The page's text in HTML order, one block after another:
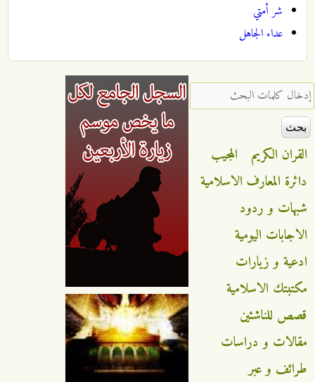
شر أمتي
عداء الجاهل
‏إدخال كلمات البحث ‏
القران الكريم
المجيب
دائرة المعارف الاسلامية
شبهات و ردود
الاجابات اليومية
ادعية و زيارات
مكتبتك الاسلامية
قصص للناشئين
مقالات و دراسات
طرائف و عبر